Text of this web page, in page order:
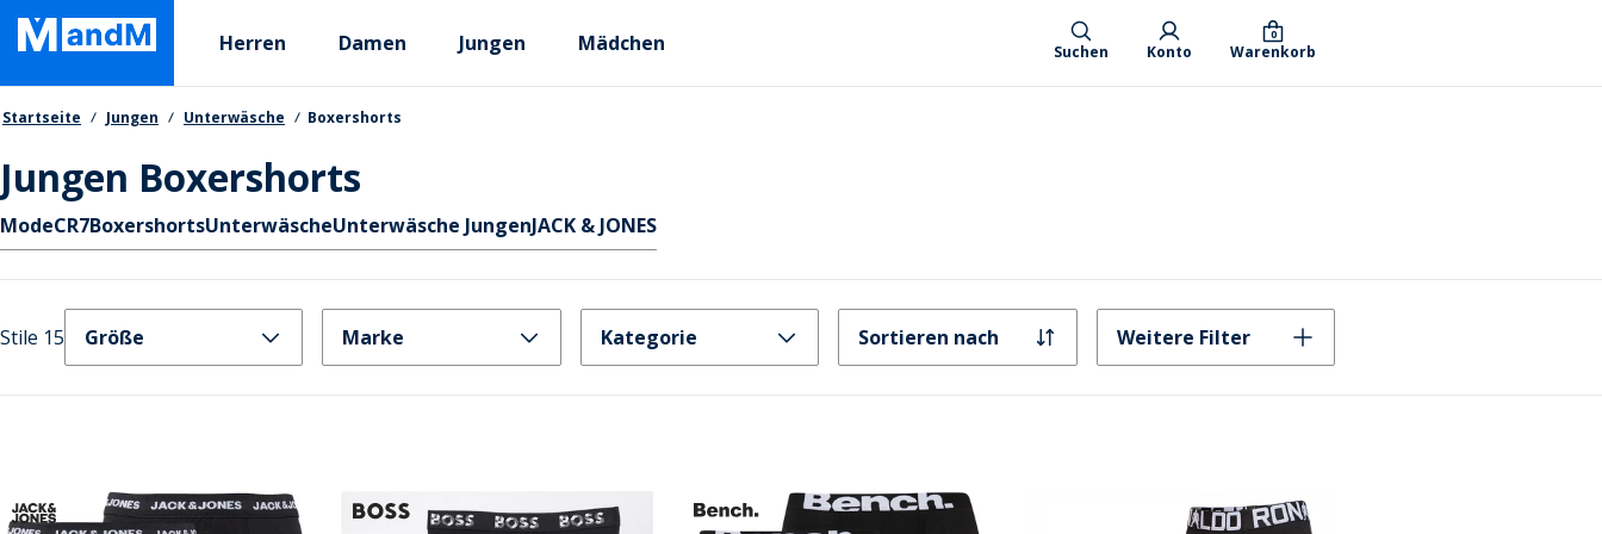
Skip
main
content
Primary departments
Herren Damen Jungen Mädchen Suchen Konto Warenkorb
0
Brotkrumen
Startseite Jungen Unterwäsche Boxershorts
Jungen Boxershorts
Schnellzugriff
ModeCR7BoxershortsUnterwäscheUnterwäsche JungenJACK & JONES
Stile 15 Größe Marke Kategorie Sortieren nach Weitere Filter